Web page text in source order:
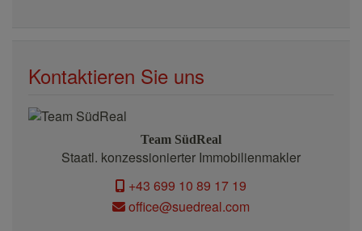
Kontaktieren Sie uns
Team SüdReal
Staatl. konzessionierter Immobilienmakler
+43 699 10 89 17 19
office@suedreal.com